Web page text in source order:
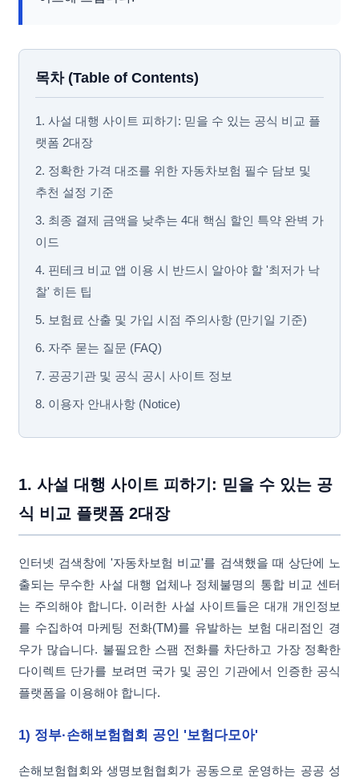
목차 (Table of Contents)
1. 사설 대행 사이트 피하기: 믿을 수 있는 공식 비교 플
랫폼 2대장
2. 정확한 가격 대조를 위한 자동차보험 필수 담보 및
추천 설정 기준
3. 최종 결제 금액을 낮추는 4대 핵심 할인 특약 완벽 가
이드
4. 핀테크 비교 앱 이용 시 반드시 알아야 할 '최저가 낙
찰' 히든 팁
5. 보험료 산출 및 가입 시점 주의사항 (만기일 기준)
6. 자주 묻는 질문 (FAQ)
7. 공공기관 및 공식 공시 사이트 정보
8. 이용자 안내사항 (Notice)
1. 사설 대행 사이트 피하기: 믿을 수 있는 공
식 비교 플랫폼 2대장
인터넷 검색창에 '자동차보험 비교'를 검색했을 때 상단에 노
출되는 무수한 사설 대행 업체나 정체불명의 통합 비교 센터
는 주의해야 합니다. 이러한 사설 사이트들은 대개 개인정보
를 수집하여 마케팅 전화(TM)를 유발하는 보험 대리점인 경
우가 많습니다. 불필요한 스팸 전화를 차단하고 가장 정확한
다이렉트 단가를 보려면 국가 및 공인 기관에서 인증한 공식
플랫폼을 이용해야 합니다.
1) 정부·손해보험협회 공인 '보험다모아'
손해보험협회와 생명보험협회가 공동으로 운영하는 공공 성